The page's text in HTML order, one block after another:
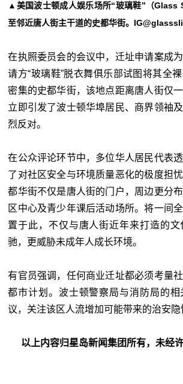
▲美国波士顿成人娱乐场所“玻璃鞋”（Glass
至邻近唐人街主干道的史都华街。
在执照委员会的会议中，迁址申请案成
请方“玻璃鞋”脱衣舞俱乐部试图将其全
密集的史都华街，该地点距离唐人街仅
立即引发了波士顿华埠居民、商界领袖
烈反对。
在公众评论环节中，多位华人居民代表
了对社区安全与环境质量恶化的极度担
都华街不仅是唐人街的门户，周边更分
区中心及青少年课后活动场所。将一间
置于此，不仅与唐人街近年来打造的
驰，更威胁未成年人成长环境。
有官员强调，任何商业迁址都必须考量
都市计划。波士顿警察局与消防局的
议，关注该区人流增加可能带来的治安隐
以上内容归星岛新闻集团所有，未经